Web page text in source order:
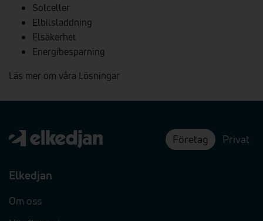
Solceller
Elbilsladdning
Elsäkerhet
Energibesparning
Läs mer om våra Lösningar
Företag Privat
Elkedjan
Om oss